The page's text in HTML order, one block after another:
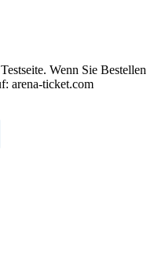
Wenn Sie Bestellen
arena-ticket.com